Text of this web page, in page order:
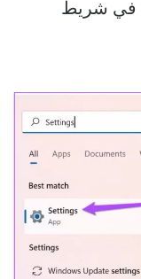
في شريط